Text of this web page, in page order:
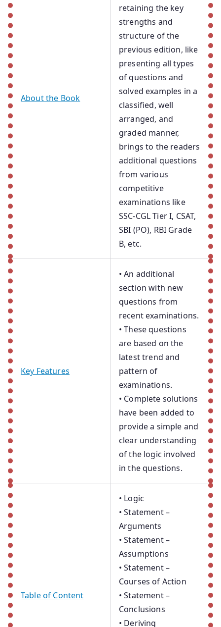
About the Book
retaining the key
strengths and
structure of the
previous edition, like
presenting all types
of questions and
solved examples in a
classified, well
arranged, and
graded manner,
brings to the readers
additional questions
from various
competitive
examinations like
SSC-CGL Tier I, CSAT,
SBI (PO), RBI Grade
B, etc.
Key Features
• An additional
section with new
questions from
recent examinations.
• These questions
are based on the
latest trend and
pattern of
examinations.
• Complete solutions
have been added to
provide a simple and
clear understanding
of the logic involved
in the questions.
Table of Content
• Logic
• Statement –
Arguments
• Statement –
Assumptions
• Statement –
Courses of Action
• Statement –
Conclusions
• Deriving